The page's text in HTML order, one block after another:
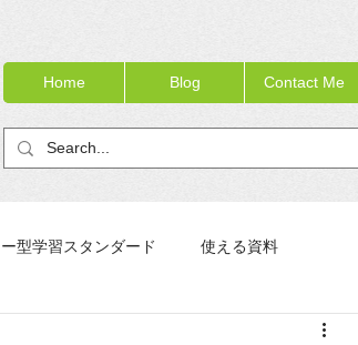
Home Blog Contact Me
型学習スタンダード 使える資料
教員研修の手引き書